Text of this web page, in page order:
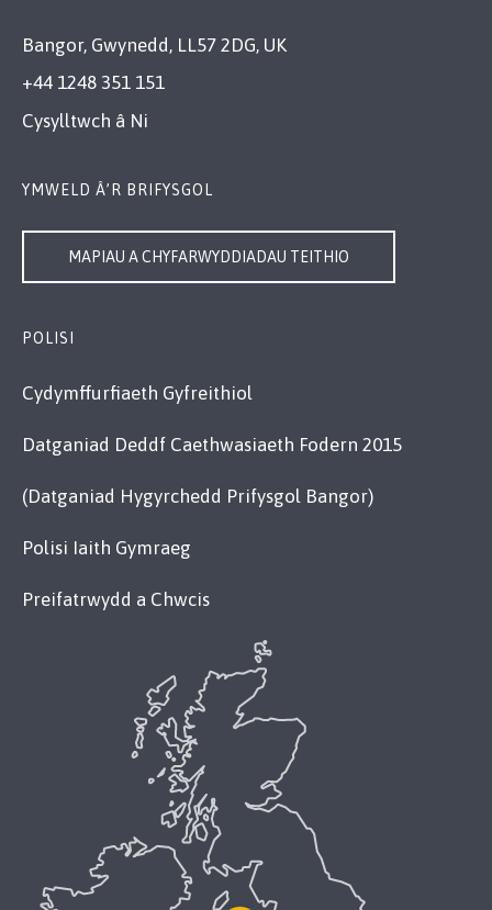
Bangor, Gwynedd, LL57 2DG, UK
+44 1248 351 151
Cysylltwch â Ni
YMWELD Â’R BRIFYSGOL
MAPIAU A CHYFARWYDDIADAU TEITHIO
POLISI
Cydymffurfiaeth Gyfreithiol
Datganiad Deddf Caethwasiaeth Fodern 2015
(Datganiad Hygyrchedd Prifysgol Bangor)
Polisi Iaith Gymraeg
Preifatrwydd a Chwcis